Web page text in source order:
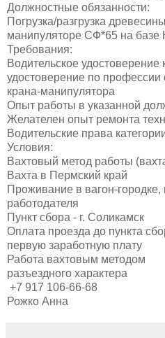
Должностные обязанности:
Погрузка/разгрузка
манипуляторе СФ*65 на базе
Требования:
Водительское удостоверение
удостоверение по
крана-манипулятора
Опыт работы в указанной
Желателен опыт ремонта
Водительские права
Условия:
Вахтовый метод работы
Вахта в Пермский край
Проживание в вагон-городке,
работодателя
Пункт сбора - г. Соликамск
Оплата проезда до пункта
первую заработную плату
Работа вахтовым методом
разъездного характера
+7 917 106-66-68
Рожко Анна